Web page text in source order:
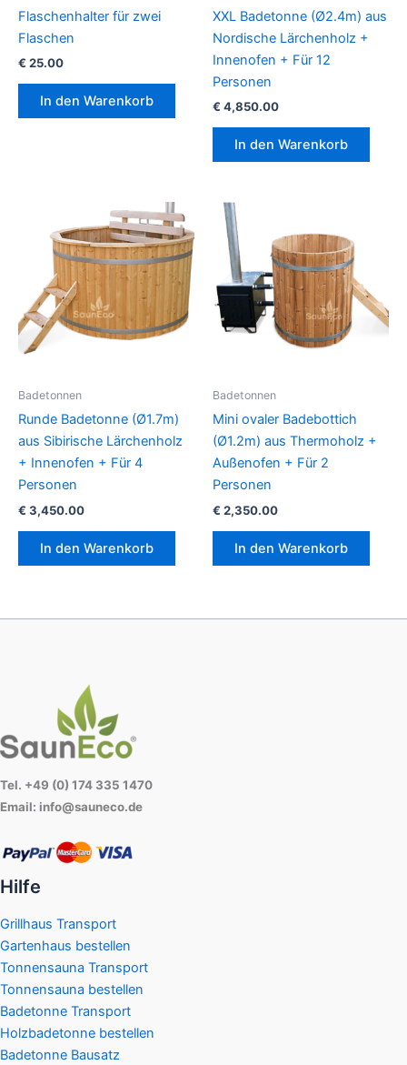
Flaschenhalter für zwei
Flaschen
€ 25.00
In den Warenkorb
XXL Badetonne (Ø2.4m) aus
Nordische Lärchenholz +
Innenofen + Für 12
Personen
€ 4,850.00
In den Warenkorb
Badetonnen
Runde Badetonne (Ø1.7m)
aus Sibirische Lärchenholz
+ Innenofen + Für 4
Personen
€ 3,450.00
In den Warenkorb
Badetonnen
Mini ovaler Badebottich
(Ø1.2m) aus Thermoholz +
Außenofen + Für 2
Personen
€ 2,350.00
In den Warenkorb
Tel. +49 (0) 174 335 1470
Email: info@sauneco.de
Hilfe
Grillhaus Transport
Gartenhaus bestellen
Tonnensauna Transport
Tonnensauna bestellen
Badetonne Transport
Holzbadetonne bestellen
Badetonne Bausatz